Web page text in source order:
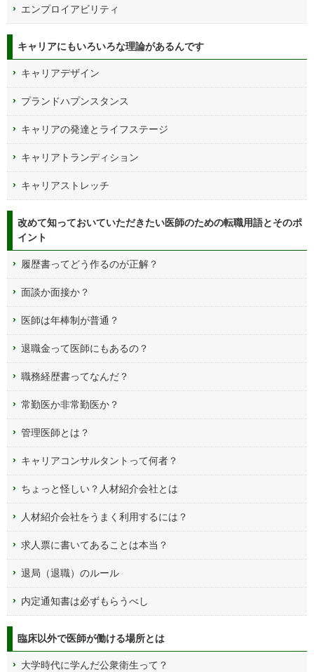
エンプロイアビリティ
キャリアにもいろいろな理論があるんです
キャリアデザイン
プランドハプンスタンス
キャリアの発達とライフステージ
キャリアトランディション
キャリアストレッチ
改めて知っておいていただきたい医師のための転職用語とそのポ
イント
履歴書ってどう作るのが正解？
面談か面接か？
医師は年棒制が普通？
退職金って医師にもあるの？
職務経歴書ってなんだ？
常勤医か非常勤医か？
管理医師とは？
キャリアコンサルタントって何者？
ちょっと怪しい？人材紹介会社とは
人材紹介会社をうまく利用するには？
求人票に書いてあることは本当？
退局（退職）のルール
内定通知書は必ずもらうべし
臨床以外で医師が働ける場所とは
大学時代に学んだ公衆衛生って？